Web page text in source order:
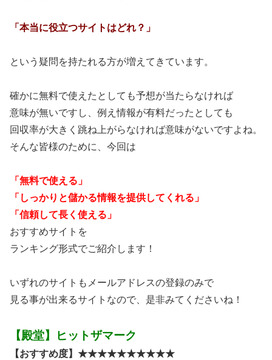
「本当に役立つサイトはどれ？」
という疑問を持たれる方が増えてきています。
確かに無料で使えたとしても予想が当たらなければ
意味が無いですし、例え情報が有料だったとしても
回収率が大きく跳ね上がらなければ意味がないですよね。
そんな皆様のために、今回は
「無料で使える」
「しっかりと儲かる情報を提供してくれる」
「信頼して長く使える」
おすすめサイトを
ランキング形式でご紹介します！
いずれのサイトもメールアドレスの登録のみで
見る事が出来るサイトなので、是非みてくださいね！
【殿堂】ヒットザマーク
【おすすめ度】★★★★★★★★★★